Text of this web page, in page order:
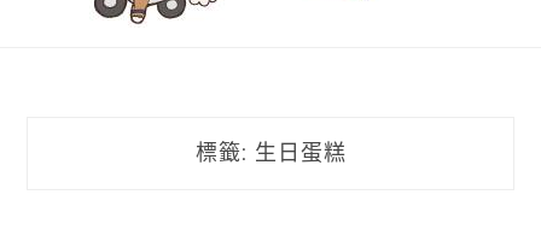
標籤: 生日蛋糕